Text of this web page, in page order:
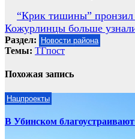
Навигация
по
записям
“Крик тишины” пронзил
Кожурлинцы больше
Раздел: Новости района
Темы: ТГпост
Похожая запись
Нацпроекты
В Убинском